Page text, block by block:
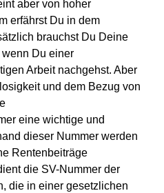
aber von hoher
erfährst Du in dem
brauchst Du Deine
Du einer
Arbeit nachgehst. Aber
und dem Bezug von
eine wichtige und
dieser Nummer werden
Rentenbeiträge
die SV-Nummer der
die in einer gesetzlichen